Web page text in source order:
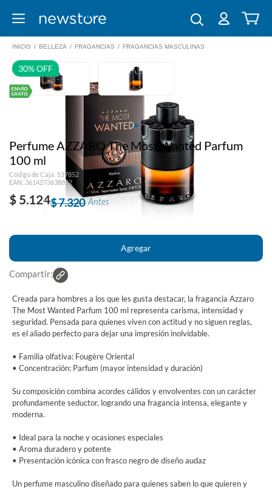
INICIO / BELLEZA / FRAGANCIAS / FRAGANCIAS MASCULINAS
30% OFF
Perfume AZZARO The Most Wanted Parfum
100 ml
Código de Caja: 537852
EAN: 3614273638852
$ 5.124 Antes
$ 7.320
Compartir:
Creada para hombres a los que les gusta destacar, la fragancia Azzaro
The Most Wanted Parfum 100 ml representa carisma, intensidad y
seguridad. Pensada para quienes viven con actitud y no siguen reglas,
es el aliado perfecto para dejar una impresión inolvidable.
• Familia olfativa: Fougère Oriental
• Concentración: Parfum (mayor intensidad y duración)
Su composición combina acordes cálidos y envolventes con un carácter
profundamente seductor, logrando una fragancia intensa, elegante y
moderna.
• Ideal para la noche y ocasiones especiales
• Aroma duradero y potente
• Presentación icónica con frasco negro de diseño audaz
Un perfume masculino diseñado para quienes saben lo que quieren y